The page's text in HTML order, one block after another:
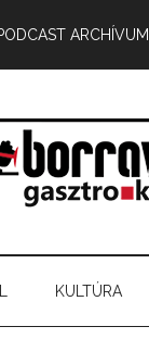
ARCHÍVUM
KULTÚRA